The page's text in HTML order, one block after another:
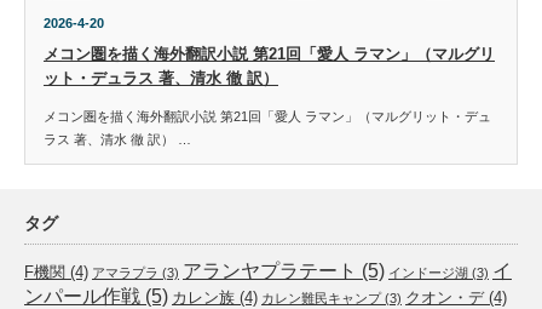
2026-4-20
メコン圏を描く海外翻訳小説 第21回「愛人 ラマン」（マルグリ
ット・デュラス 著、清水 徹 訳）
メコン圏を描く海外翻訳小説 第21回「愛人 ラマン」（マルグリット・デュ
ラス 著、清水 徹 訳） …
タグ
F機関 (4) アマラプラ (3) アランヤプラテート (5) インドージ湖 (3) イ
ンパール作戦 (5) カレン族 (4) カレン難民キャンプ(3) クオン・デ(4)